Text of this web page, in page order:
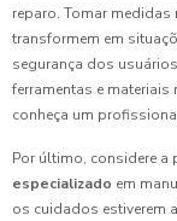
reparo. Tomar
transformem em
segurança dos
ferramentas e
conheça um
Por último, considere
especializado em
os cuidados estiverem